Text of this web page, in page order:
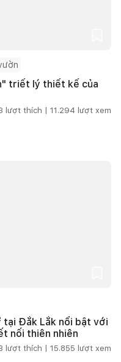
triết lý thiết kế của
lượt thích | 11.294 lượt xem
tại Đắk Lắk nổi bật với
nối thiên nhiên
lượt thích | 15.855 lượt xem